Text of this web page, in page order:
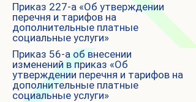
Приказ 227-а «Об утверждении
перечня и тарифов на
дополнительные платные
социальные услуги»
Приказ 56-а об внесении
изменений в приказ «Об
утверждении перечня и тарифов на
дополнительные платные
социальные услуги»